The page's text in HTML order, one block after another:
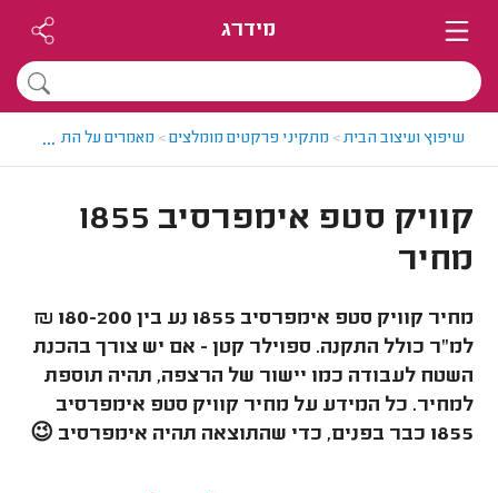
מידרג
שיפוץ ועיצוב הבית> מתקיני פרקטים מומלצים> מאמרים על התקנות
...
קוויק סטפ אימפרסיב 1855
מחיר
מחיר קוויק סטפ אימפרסיב 1855 נע בין 180-200 ₪
למ"ר כולל התקנה. ספוילר קטן - אם יש צורך בהכנת
השטח לעבודה כמו יישור של הרצפה, תהיה תוספת
למחיר. כל המידע על מחיר קוויק סטפ אימפרסיב
1855 כבר בפנים, כדי שהתוצאה תהיה אימפרסיב 😉